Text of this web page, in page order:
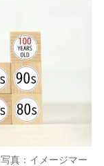
真：イメージマー